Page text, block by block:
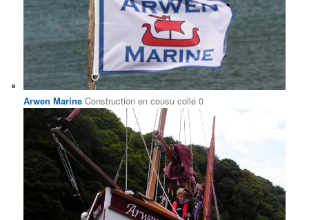
Arwen Marine Construction en cousu collé 0